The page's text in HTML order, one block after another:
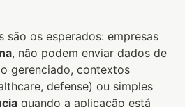
são os esperados: empresas
, não podem enviar dados de
gerenciado, contextos
defense) ou simples
quando a aplicação está